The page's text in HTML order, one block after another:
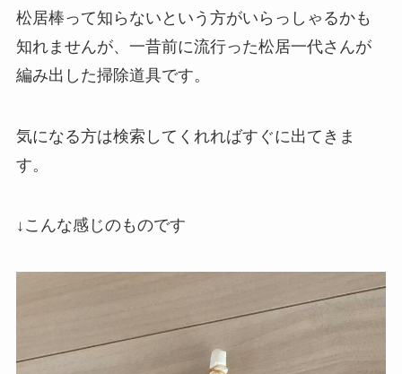
松居棒って知らないという方がいらっしゃるかも
知れませんが、一昔前に流行った松居一代さんが
編み出した掃除道具です。
気になる方は検索してくれればすぐに出てきま
す。
↓こんな感じのものです